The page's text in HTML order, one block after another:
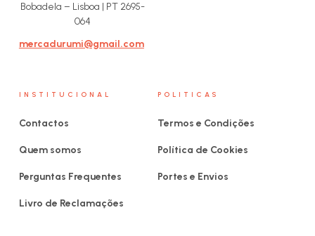
Bobadela – Lisboa | PT 2695-
064
mercadurumi@gmail.com
INSTITUCIONAL
Contactos
Quem somos
Perguntas Frequentes
Livro de Reclamações
POLITICAS
Termos e Condições
Política de Cookies
Portes e Envios